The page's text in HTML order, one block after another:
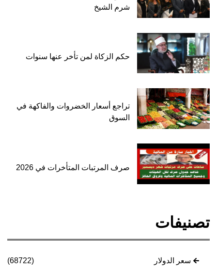
شرم الشيخ
حكم الزكاة لمن تأخر عنها سنوات
تراجع أسعار الخضروات والفاكهة في
السوق
صرف المرتبات المتأخرات في 2026
تصنيفات
سعر الدولار (68722)